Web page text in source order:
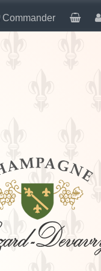
Commander